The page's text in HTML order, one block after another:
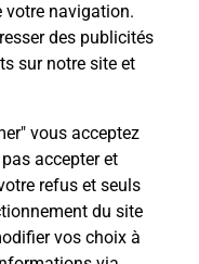
navigation.
des publicités
sur notre site et
vous acceptez
accepter et
refus et seuls
du site
vos choix à
?
à
?